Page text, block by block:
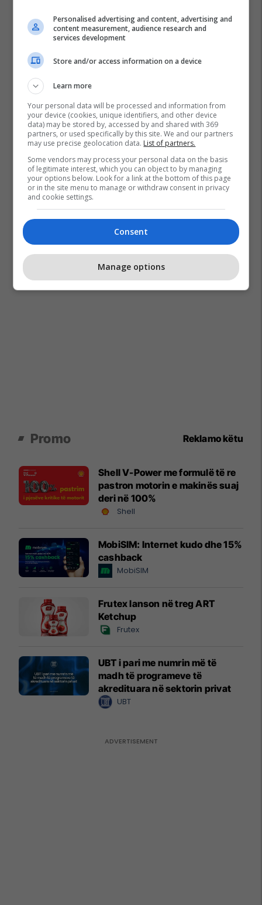
Protestë Krm “ambienti” Në Pejë
Promo Reklamo këtu
Shell V-Power me formulë të re
pastron motorin e makinës suaj
deri në 100%
Shell
MobiSIM: Internet kudo dhe 15%
cashback
MobiSIM
Frutex lanson në treg ART
Ketchup
Frutex
UBT i pari me numrin më të
madh të programeve të
akredituara në sektorin privat
UBT
Personalised advertising and content, advertising and
content measurement, audience research and
services development
Store and/or access information on a device
Learn more
Your personal data will be processed and information from
your device (cookies, unique identifiers, and other device
data) may be stored by, accessed by and shared with 369
partners, or used specifically by this site. We and our partners
may use precise geolocation data. List of partners.
Some vendors may process your personal data on the basis
of legitimate interest, which you can object to by managing
your options below. Look for a link at the bottom of this page
or in the site menu to manage or withdraw consent in privacy
and cookie settings.
Consent
Manage options